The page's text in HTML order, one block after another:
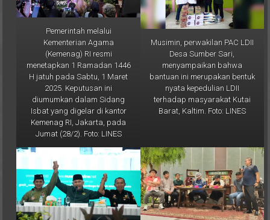
Pemerintah melalui
Kementerian Agama
(Kemenag) RI resmi
menetapkan 1 Ramadan 1446
H jatuh pada Sabtu, 1 Maret
2025. Keputusan ini
diumumkan dalam Sidang
Isbat yang digelar di kantor
Kemenag RI, Jakarta, pada
Jumat (28/2). Foto: LINES
Musimin, perwakilan PAC LDII
Desa Sumber Sari,
menyampaikan bahwa
bantuan ini merupakan bentuk
nyata kepedulian LDII
terhadap masyarakat Kutai
Barat, Kaltim. Foto: LINES